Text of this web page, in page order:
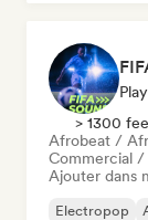
> 1300
Afrobeat /
Commercial /
Ajouter dans
Electropop